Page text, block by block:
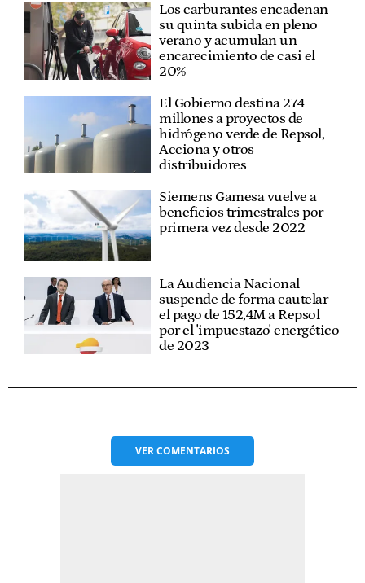
Los carburantes encadenan
su quinta subida en pleno
verano y acumulan un
encarecimiento de casi el
20%
El Gobierno destina 274
millones a proyectos de
hidrógeno verde de Repsol,
Acciona y otros
distribuidores
Siemens Gamesa vuelve a
beneficios trimestrales por
primera vez desde 2022
La Audiencia Nacional
suspende de forma cautelar
el pago de 152,4M a Repsol
por el 'impuestazo' energético
de 2023
VERCOMENTARIOS